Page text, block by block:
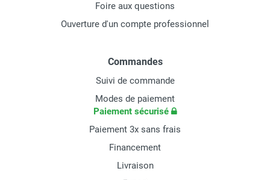
Foire aux questions
Ouverture d'un compte professionnel
Commandes
Suivi de commande
Modes de paiement
Paiement sécurisé
Paiement 3x sans frais
Financement
Livraison